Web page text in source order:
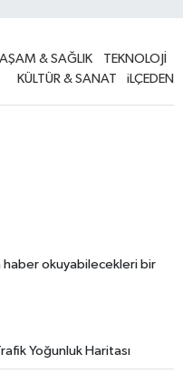
& SAĞLIK
TEKNOLOJİ
KÜLTÜR & SANAT
iLÇEDEN
haber okuyabilecekleri bir
Yoğunluk Haritası